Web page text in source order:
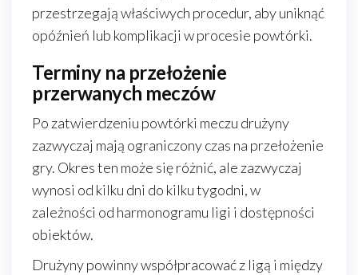
przestrzegają właściwych procedur, aby uniknąć
opóźnień lub komplikacji w procesie powtórki.
Terminy na przełożenie
przerwanych meczów
Po zatwierdzeniu powtórki meczu drużyny
zazwyczaj mają ograniczony czas na przełożenie
gry. Okres ten może się różnić, ale zazwyczaj
wynosi od kilku dni do kilku tygodni, w
zależności od harmonogramu ligi i dostępności
obiektów.
Drużyny powinny współpracować z ligą i między